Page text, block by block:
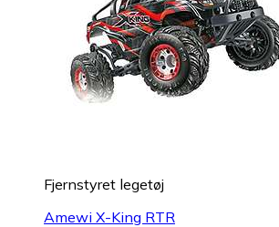
Fjernstyret legetøj
Amewi X-King RTR